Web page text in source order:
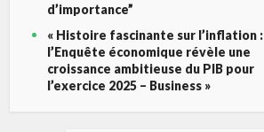
d’importance”
« Histoire fascinante sur l’inflation :
l’Enquête économique révèle une
croissance ambitieuse du PIB pour
l’exercice 2025 – Business »